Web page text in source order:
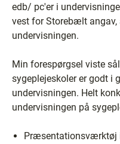
edb/ pc'er i
vest for Storebælt angav,
undervisningen.
Min forespørgsel viste
sygeplejeskoler er godt i
undervisningen. Helt
undervisningen på
Præsentationsværktøj